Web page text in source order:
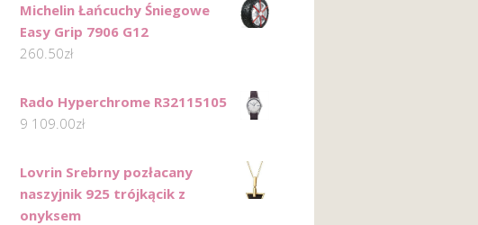
Michelin Łańcuchy Śniegowe
Easy Grip 7906 G12
260.50zł
Rado Hyperchrome R32115105
9 109.00zł
Lovrin Srebrny pozłacany
naszyjnik 925 trójkącik z
onyksem